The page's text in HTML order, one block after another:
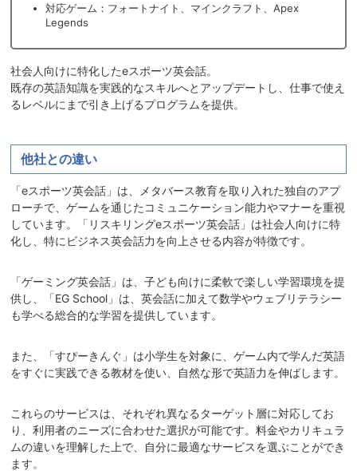
対応ゲーム：フォートナイト、マインクラフト、Apex
Legends
社会人向けに特化したeスポーツ英会話。
既存の英語知識を実践的なスキルへとアップデートし、仕事で使え
るレベルにまで引き上げるプログラムを提供。
他社との違い
「eスポーツ英会話」は、メタバース教育を取り入れた独自のアプ
ローチで、ゲームを通じたコミュニケーション能力やマナーを重視
しています。「リスキリングeスポーツ英会話」は社会人向けに特
化し、特にビジネス英会話力を向上させる内容が特徴です。
「ゲーミング英会話」は、子ども向けに柔軟で楽しい学習環境を提
供し、「EG School」は、英会話に加えて数学やウェブリテラシー
も学べる総合的な学習を提供しています。
また、「すぴーきんぐ」は小学生を対象に、ゲーム内で学んだ英語
をすぐに実践できる教材を使い、自然な形で英語力を伸ばします。
これらのサービスは、それぞれ異なるターゲット層に対応してお
り、利用者のニーズに合わせた選択が可能です。料金やカリキュラ
ムの違いを理解した上で、自分に最適なサービスを選ぶことができ
ます。